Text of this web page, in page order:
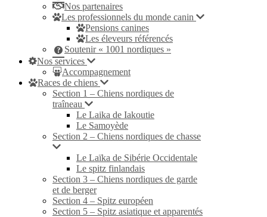
Nos partenaires
Les professionnels du monde canin
Pensions canines
Les éleveurs référencés
Soutenir « 1001 nordiques »
Nos services
Accompagnement
Races de chiens
Section 1 – Chiens nordiques de
traîneau
Le Laika de Iakoutie
Le Samoyède
Section 2 – Chiens nordiques de chasse
Le Laïka de Sibérie Occidentale
Le spitz finlandais
Section 3 – Chiens nordiques de garde
et de berger
Section 4 – Spitz européen
Section 5 – Spitz asiatique et apparentés